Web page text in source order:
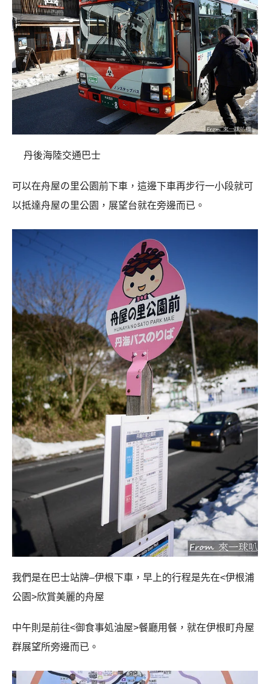
丹後海陸交通巴士
可以在舟屋の里公園前下車，這邊下車再步行一小段就可
以抵達舟屋の里公園，展望台就在旁邊而已。
我們是在巴士站牌–伊根下車，早上的行程是先在<伊根浦
公園>欣賞美麗的舟屋
中午則是前往<御食事処油屋>餐廳用餐，就在伊根町舟屋
群展望所旁邊而已。